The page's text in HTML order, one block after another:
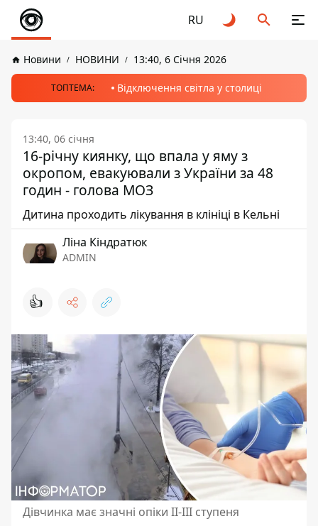
RU
Новини НОВИНИ 13:40, 6 Січня 2026
ТОПТЕМА: Відключення світла у столиці
13:40, 06 січня
16-річну киянку, що впала у яму з
окропом, евакуювали з України за 48
годин - голова МОЗ
Дитина проходить лікування в клініці в Кельні
Ліна Кіндратюк
ADMIN
👍
Дівчинка має значні опіки II-III ступеня